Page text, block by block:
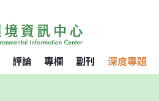
評論 專欄 副刊 深度專題